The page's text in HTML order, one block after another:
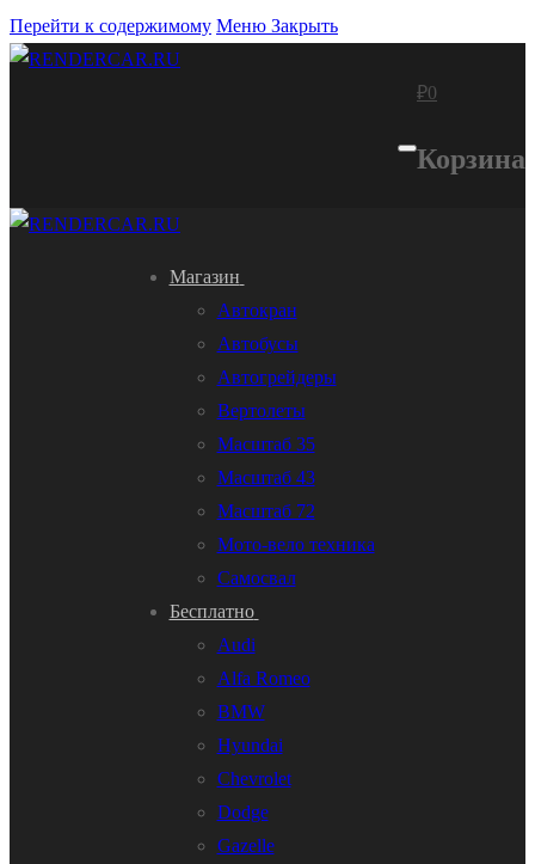
Перейти к содержимому Меню Закрыть
₽0
Корзина
Магазин
Автокран
Автобусы
Автогрейдеры
Вертолеты
Масштаб 35
Масштаб 43
Масштаб 72
Мото-вело техника
Самосвал
Бесплатно
Audi
Alfa Romeo
BMW
Hyundai
Chevrolet
Dodge
Gazelle